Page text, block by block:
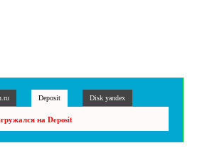
Deposit Disk yandex
на Deposit